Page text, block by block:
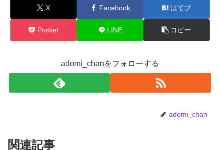
X Facebook はてブ
Pocket LINE コピー
adomi_chanをフォローする
adomi_chan
関連記事